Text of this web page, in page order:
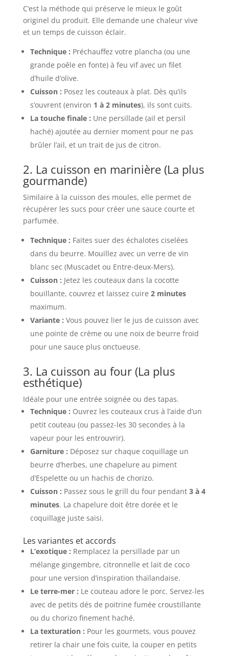
C’est la méthode qui préserve le mieux le goût
originel du produit. Elle demande une chaleur vive
et un temps de cuisson éclair.
Technique : Préchauffez votre plancha (ou une
grande poêle en fonte) à feu vif avec un filet
d’huile d’olive.
Cuisson : Posez les couteaux à plat. Dès qu’ils
s’ouvrent (environ 1 à 2 minutes), ils sont cuits.
La touche finale : Une persillade (ail et persil
haché) ajoutée au dernier moment pour ne pas
brûler l’ail, et un trait de jus de citron.
2. La cuisson en marinière (La plus
gourmande)
Similaire à la cuisson des moules, elle permet de
récupérer les sucs pour créer une sauce courte et
parfumée.
Technique : Faites suer des échalotes ciselées
dans du beurre. Mouillez avec un verre de vin
blanc sec (Muscadet ou Entre-deux-Mers).
Cuisson : Jetez les couteaux dans la cocotte
bouillante, couvrez et laissez cuire 2 minutes
maximum.
Variante : Vous pouvez lier le jus de cuisson avec
une pointe de crème ou une noix de beurre froid
pour une sauce plus onctueuse.
3. La cuisson au four (La plus
esthétique)
Idéale pour une entrée soignée ou des tapas.
Technique : Ouvrez les couteaux crus à l’aide d’un
petit couteau (ou passez-les 30 secondes à la
vapeur pour les entrouvrir).
Garniture : Déposez sur chaque coquillage un
beurre d’herbes, une chapelure au piment
d’Espelette ou un hachis de chorizo.
Cuisson : Passez sous le grill du four pendant 3 à 4
minutes. La chapelure doit être dorée et le
coquillage juste saisi.
Les variantes et accords
L’exotique : Remplacez la persillade par un
mélange gingembre, citronnelle et lait de coco
pour une version d’inspiration thaïlandaise.
Le terre-mer : Le couteau adore le porc. Servez-les
avec de petits dés de poitrine fumée croustillante
ou du chorizo finement haché.
La texturation : Pour les gourmets, vous pouvez
retirer la chair une fois cuite, la couper en petits